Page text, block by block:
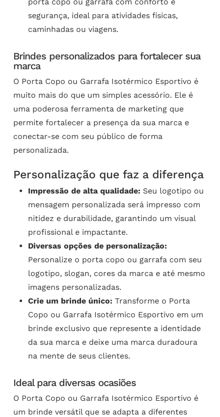
segurança, ideal para atividades físicas,
caminhadas ou viagens.
Brindes personalizados para fortalecer sua
marca
O Porta Copo ou Garrafa Isotérmico Esportivo é
muito mais do que um simples acessório. Ele é
uma poderosa ferramenta de marketing que
permite fortalecer a presença da sua marca e
conectar-se com seu público de forma
personalizada.
Personalização que faz a diferença
Impressão de alta qualidade: Seu logotipo ou
mensagem personalizada será impresso com
nitidez e durabilidade, garantindo um visual
profissional e impactante.
Diversas opções de personalização:
Personalize o porta copo ou garrafa com seu
logotipo, slogan, cores da marca e até mesmo
imagens personalizadas.
Crie um brinde único: Transforme o Porta
Copo ou Garrafa Isotérmico Esportivo em um
brinde exclusivo que represente a identidade
da sua marca e deixe uma marca duradoura
na mente de seus clientes.
Ideal para diversas ocasiões
O Porta Copo ou Garrafa Isotérmico Esportivo é
um brinde versátil que se adapta a diferentes